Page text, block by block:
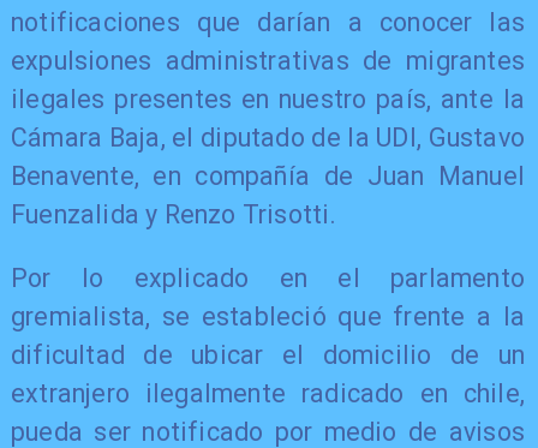
notificaciones que darían a conocer las
expulsiones administrativas de migrantes
ilegales presentes en nuestro país, ante la
Cámara Baja, el diputado de la UDI, Gustavo
Benavente, en compañía de Juan Manuel
Fuenzalida y Renzo Trisotti.
Por lo explicado en el parlamento
gremialista, se estableció que frente a la
dificultad de ubicar el domicilio de un
extranjero ilegalmente radicado en chile,
pueda ser notificado por medio de avisos